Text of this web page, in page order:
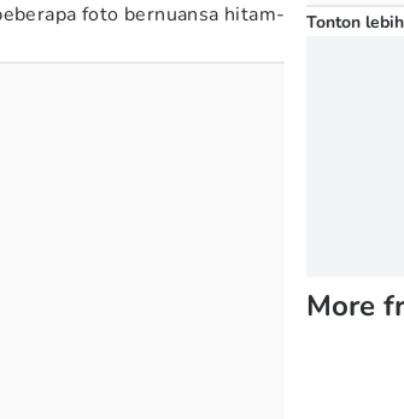
foto bernuansa hitam-
Tonton
More